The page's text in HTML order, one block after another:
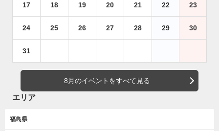
17 18 19 20 21 22 23
24 25 26 27 28 29 30
31
8月のイベントをすべて見る
エリア
福島県